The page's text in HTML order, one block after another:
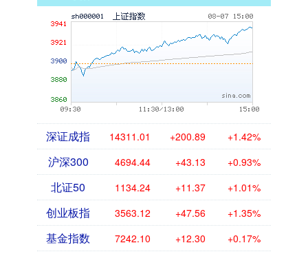
深证成指 14311.01 +200.89 +1.42%
沪深300 4694.44 +43.13 +0.93%
北证50 1134.24 +11.37 +1.01%
创业板指 3563.12 +47.56 +1.35%
基金指数 7242.10 +12.30 +0.17%